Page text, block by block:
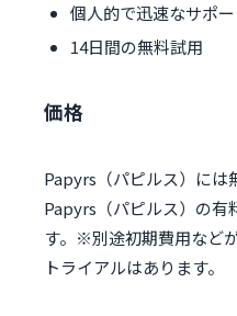
個人的で迅速なサポー
14日間の無料試用
価格
Papyrs（パピルス）には
Papyrs（パピルス）の有
す。※別途初期費用など
トライアルはあります。